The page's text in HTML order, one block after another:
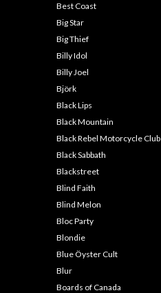
Best Coast
Big Star
Big Thief
Billy Idol
Billy Joel
Björk
Black Lips
Black Mountain
Black Rebel Motorcycle Club
Black Sabbath
Blackstreet
Blind Faith
Blind Melon
Bloc Party
Blondie
Blue Öyster Cult
Blur
Boards of Canada